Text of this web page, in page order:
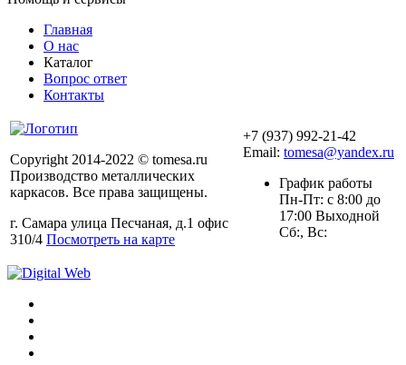
Главная
О нас
Каталог
Вопрос ответ
Контакты
Copyright 2014-2022 © tomesa.ru
Производство металлических
каркасов. Все права защищены.
г. Самара улица Песчаная, д.1 офис
310/4 Посмотреть на карте
+7 (937) 992-21-42
Email: tomesa@yandex.ru
График работы
Пн-Пт: с 8:00 до
17:00 Выходной
Сб:, Вс: